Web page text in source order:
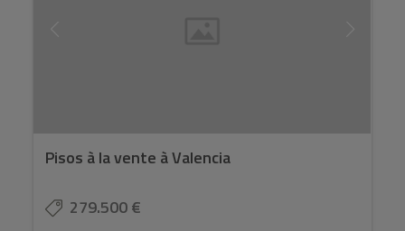
Pisos à la vente à Valencia
279.500 €